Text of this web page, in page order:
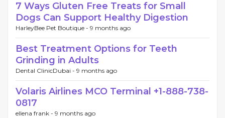
7 Ways Gluten Free Treats for Small
Dogs Can Support Healthy Digestion
HarleyBee Pet Boutique - 9 months ago
Best Treatment Options for Teeth
Grinding in Adults
Dental ClinicDubai - 9 months ago
Volaris Airlines MCO Terminal +1-888-738-
0817
ellena frank - 9 months ago